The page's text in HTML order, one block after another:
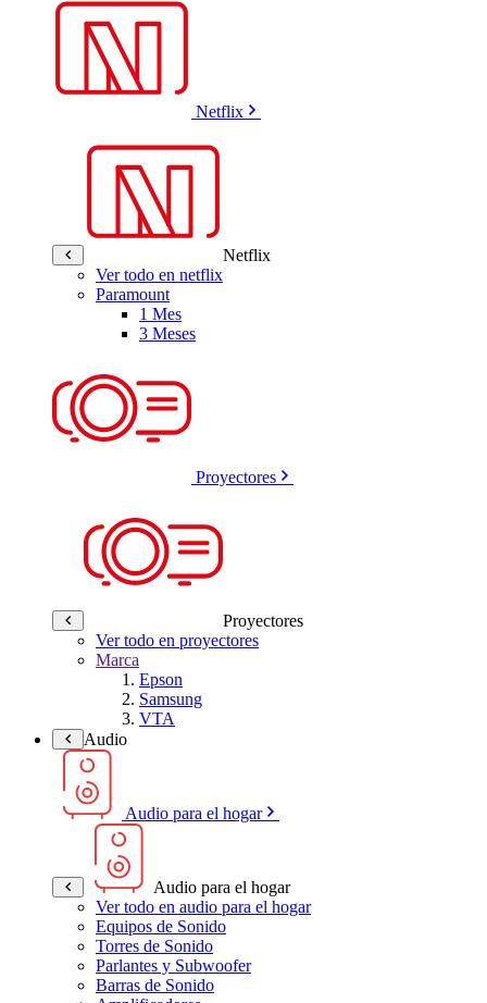
Netflix
Netflix
Ver todo en netflix
Paramount
1 Mes
3 Meses
Proyectores
Proyectores
Ver todo en proyectores
Marca
Epson
Samsung
VTA
Audio
Audio para el hogar
Audio para el hogar
Ver todo en audio para el hogar
Equipos de Sonido
Torres de Sonido
Parlantes y Subwoofer
Barras de Sonido